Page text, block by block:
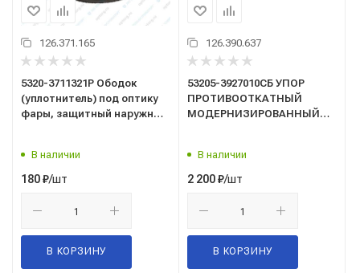
126.371.165
5320-3711321Р Ободок
(уплотнитель) под оптику
фары, защитный наружный
В наличии
180₽/шт
В КОРЗИНУ
126.390.637
53205-3927010СБ УПОР
ПРОТИВООТКАТНЫЙ
МОДЕРНИЗИРОВАННЫЙ
В наличии
2 200₽/шт
В КОРЗИНУ